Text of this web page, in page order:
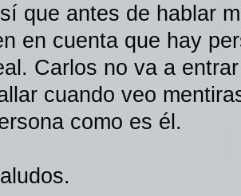
que antes de hablar
en cuenta que hay
Carlos no va a
cuando veo
como es él.